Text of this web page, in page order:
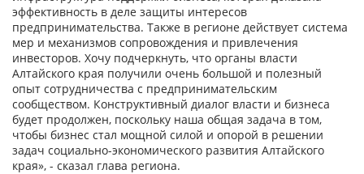
эффективность в деле защиты интересов
предпринимательства. Также в регионе действует система
мер и механизмов сопровождения и привлечения
инвесторов. Хочу подчеркнуть, что органы власти
Алтайского края получили очень большой и полезный
опыт сотрудничества с предпринимательским
сообществом. Конструктивный диалог власти и бизнеса
будет продолжен, поскольку наша общая задача в том,
чтобы бизнес стал мощной силой и опорой в решении
задач социально-экономического развития Алтайского
края», - сказал глава региона.